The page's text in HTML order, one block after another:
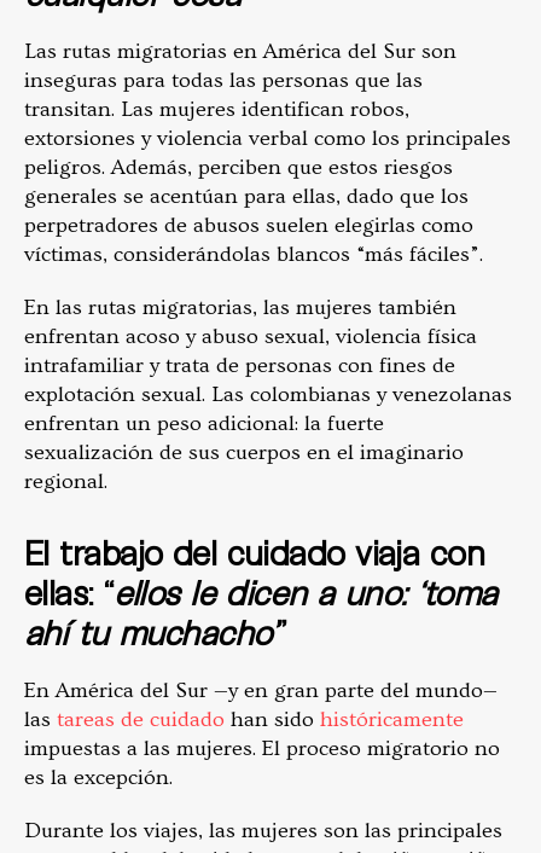
Las rutas migratorias en América del Sur son
inseguras para todas las personas que las
transitan. Las mujeres identifican robos,
extorsiones y violencia verbal como los principales
peligros. Además, perciben que estos riesgos
generales se acentúan para ellas, dado que los
perpetradores de abusos suelen elegirlas como
víctimas, considerándolas blancos “más fáciles”.
En las rutas migratorias, las mujeres también
enfrentan acoso y abuso sexual, violencia física
intrafamiliar y trata de personas con fines de
explotación sexual. Las colombianas y venezolanas
enfrentan un peso adicional: la fuerte
sexualización de sus cuerpos en el imaginario
regional.
El trabajo del cuidado viaja con
ellas: “ellos le dicen a uno: ‘toma
ahí tu muchacho’”
En América del Sur —y en gran parte del mundo—
las tareas de cuidado han sido históricamente
impuestas a las mujeres. El proceso migratorio no
es la excepción.
Durante los viajes, las mujeres son las principales